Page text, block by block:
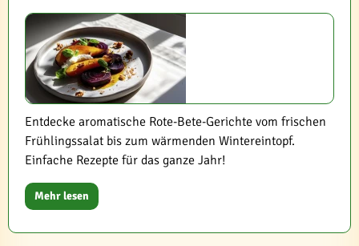
Entdecke aromatische Rote-Bete-Gerichte vom frischen
Frühlingssalat bis zum wärmenden Wintereintopf.
Einfache Rezepte für das ganze Jahr!
Mehr lesen